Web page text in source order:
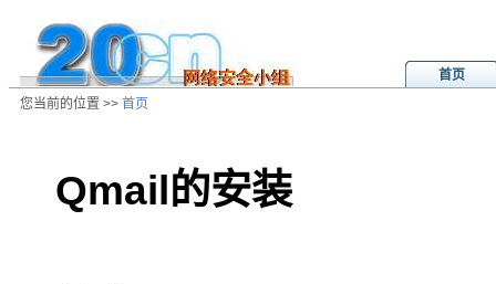
首页
您当前的位置 >> 首页
Qmail的安装